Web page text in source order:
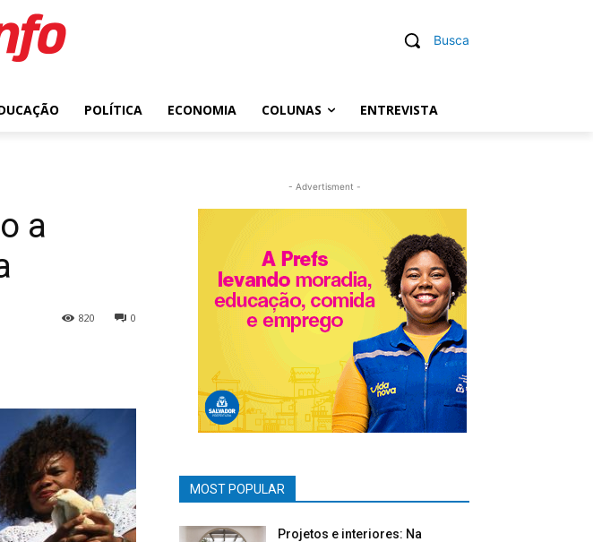
Busca
POLÍTICA ECONOMIA COLUNAS ENTREVISTA
a
0
820
- Advertisment -
MOST POPULAR
Projetos e interiores: Na